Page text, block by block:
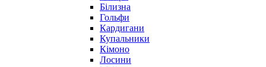
Білизна
Гольфи
Кардигани
Купальники
Кімоно
Лосини